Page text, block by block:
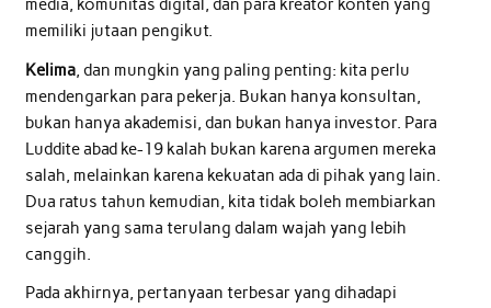
media, komunitas digital, dan para kreator konten yang
memiliki jutaan pengikut.
Kelima, dan mungkin yang paling penting: kita perlu
mendengarkan para pekerja. Bukan hanya konsultan,
bukan hanya akademisi, dan bukan hanya investor. Para
Luddite abad ke-19 kalah bukan karena argumen mereka
salah, melainkan karena kekuatan ada di pihak yang lain.
Dua ratus tahun kemudian, kita tidak boleh membiarkan
sejarah yang sama terulang dalam wajah yang lebih
canggih.
Pada akhirnya, pertanyaan terbesar yang dihadapi